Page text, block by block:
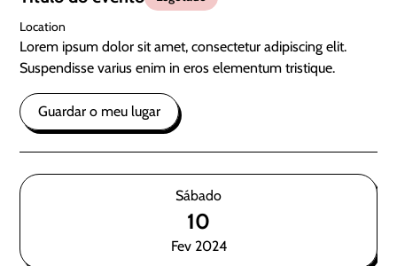
Location
Lorem ipsum dolor sit amet, consectetur adipiscing elit.
Suspendisse varius enim in eros elementum tristique.
Guardar o meu lugar
Sábado
10
Fev 2024